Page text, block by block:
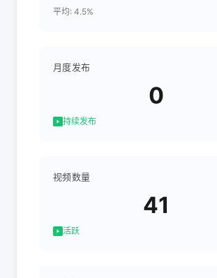
平均: 4.5%
月度发布
0
持续发布
视频数量
41
活跃